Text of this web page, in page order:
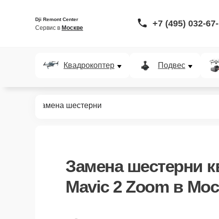
Dji Remont Center
Сервис в Москве +7 (495) 032-
Квадрокоптер Подвес
Замена шестерни
Замена шестерни
Mavic 2 Zoom в